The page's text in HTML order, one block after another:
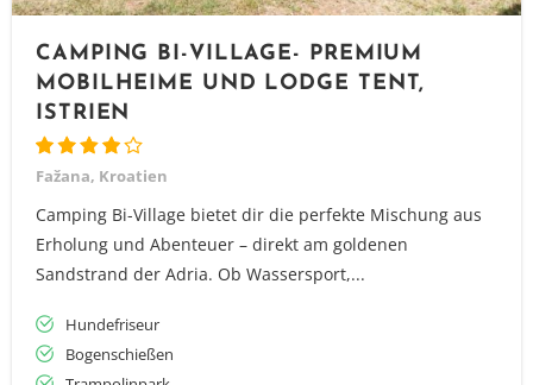
CAMPING BI-VILLAGE- PREMIUM
MOBILHEIME UND LODGE TENT,
ISTRIEN
Fažana, Kroatien
Camping Bi-Village bietet dir die perfekte Mischung aus
Erholung und Abenteuer – direkt am goldenen
Sandstrand der Adria. Ob Wassersport,...
Hundefriseur
Bogenschießen